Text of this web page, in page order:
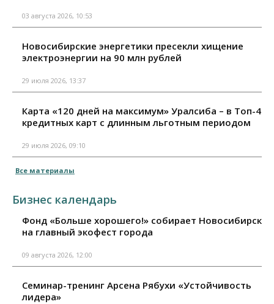
03 августа 2026, 10:53
Новосибирские энергетики пресекли хищение
электроэнергии на 90 млн рублей
29 июля 2026, 13:37
Карта «120 дней на максимум» Уралсиба – в Топ-4
кредитных карт с длинным льготным периодом
29 июля 2026, 09:10
Все материалы
Бизнес календарь
Фонд «Больше хорошего!» собирает Новосибирск
на главный экофест города
09 августа 2026, 12:00
Семинар-тренинг Арсена Рябухи «Устойчивость
лидера»